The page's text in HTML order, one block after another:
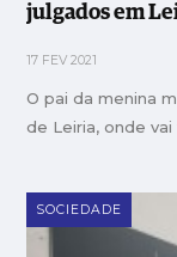
julgados em
17 FEV 2021
O pai da menina
de Leiria, onde
SOCIEDADE